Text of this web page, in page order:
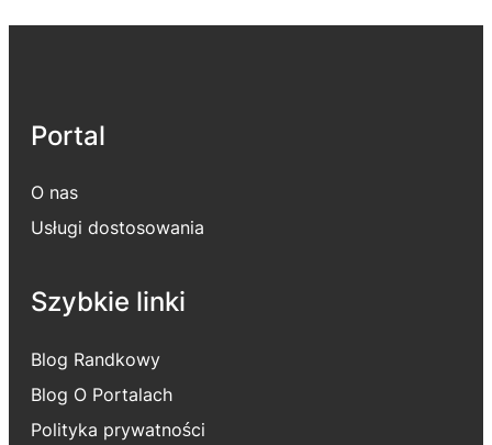
Portal
O nas
Usługi dostosowania
Szybkie linki
Blog Randkowy
Blog O Portalach
Polityka prywatności